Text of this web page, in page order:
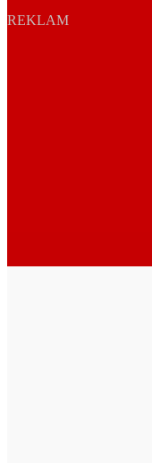
REKLAM